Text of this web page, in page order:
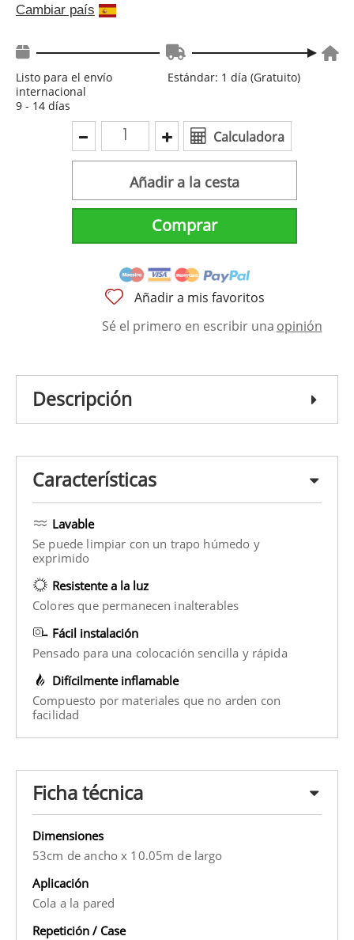
Cambiar país
Listo para el envío
internacional
9 - 14 días
Estándar: 1 día (Gratuito)
Calculadora
Añadir a la cesta
Comprar
Añadir a mis favoritos
Sé el primero en escribir una opinión
Descripción
Características
Lavable
Se puede limpiar con un trapo húmedo y
exprimido
Resistente a la luz
Colores que permanecen inalterables
Fácil instalación
Pensado para una colocación sencilla y rápida
Difícilmente inflamable
Compuesto por materiales que no arden con
facilidad
Ficha técnica
Dimensiones
53cm de ancho x 10.05m de largo
Aplicación
Cola a la pared
Repetición / Case